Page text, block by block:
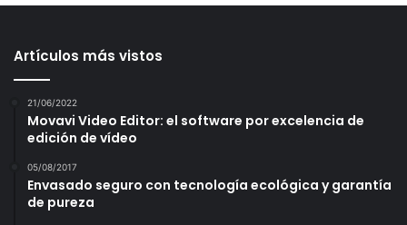
Artículos más vistos
21/06/2022
Movavi Video Editor: el software por excelencia de
edición de vídeo
05/08/2017
Envasado seguro con tecnología ecológica y garantía
de pureza